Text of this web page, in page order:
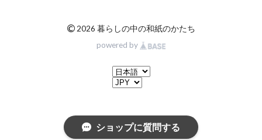
© 2026 暮らしの中の和紙のかたち
powered by
ショップに質問する